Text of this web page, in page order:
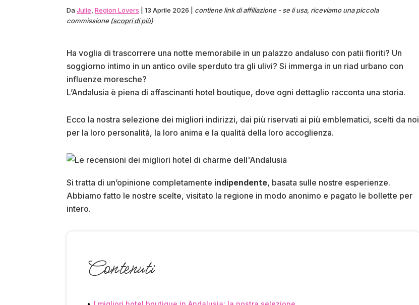
Da Julie Region Lovers 13 Aprile 2026
contiene link di affiliazione - se li usa, riceviamo una piccola
commissione (scopri di più)
Ha voglia di trascorrere una notte memorabile in un palazzo andaluso con patii fioriti? Un
soggiorno intimo in un antico ovile sperduto tra gli ulivi? Si immerga in un riad urbano con
influenze moresche?
L’Andalusia è piena di affascinanti hotel boutique, dove ogni dettaglio racconta una storia.
Ecco la nostra selezione dei migliori indirizzi, dai più riservati ai più emblematici, scelti da noi
per la loro personalità, la loro anima e la qualità della loro accoglienza.
Si tratta di un’opinione completamente indipendente, basata sulle nostre esperienze.
Abbiamo fatto le nostre scelte, visitato la regione in modo anonimo e pagato le bollette per
intero.
Contenuti